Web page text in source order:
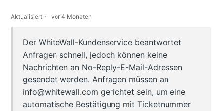
Aktualisiert vor 4 Monaten
Der WhiteWall-Kundenservice beantwortet
Anfragen schnell, jedoch können keine
Nachrichten an No-Reply-E-Mail-Adressen
gesendet werden. Anfragen müssen an
info@whitewall.com gerichtet sein, um eine
automatische Bestätigung mit Ticketnummer